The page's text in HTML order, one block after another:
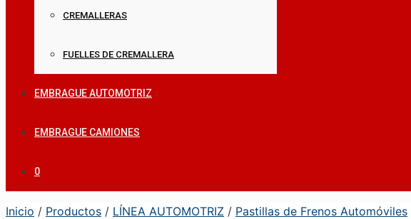
CREMALLERAS
FUELLES DE CREMALLERA
EMBRAGUE AUTOMOTRIZ
EMBRAGUE CAMIONES
0
Inicio / Productos / LÍNEA AUTOMOTRIZ / Pastillas de Frenos Automóviles